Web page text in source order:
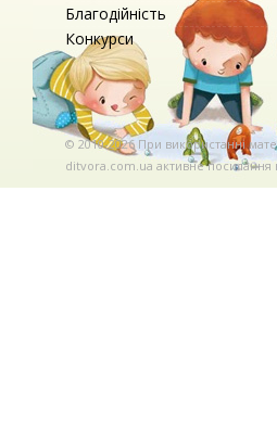
Благодійність
Конкурси
© 2010-2026 При використаннi
ditvora.com.ua активне посилання